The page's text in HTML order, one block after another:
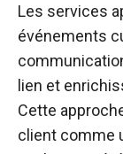
Les services
événements
lien et
Cette
client comme